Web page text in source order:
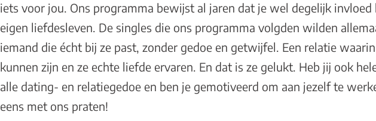
iets voor jou. Ons programma bewijst al jaren dat je wel degelijk invloed
eigen liefdesleven. De singles die ons programma volgden wilden
iemand die écht bij ze past, zonder gedoe en getwijfel. Een relatie
kunnen zijn en ze echte liefde ervaren. En dat is ze gelukt. Heb jij ook
alle dating- en relatiegedoe en ben je gemotiveerd om aan jezelf te
eens met ons praten!